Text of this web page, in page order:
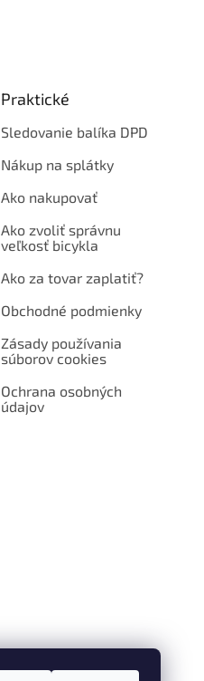
Praktické
Sledovanie balíka DPD
Nákup na splátky
Ako nakupovať
Ako zvoliť správnu
veľkosť bicykla
Ako za tovar zaplatiť?
Obchodné podmienky
Zásady používania
súborov cookies
Ochrana osobných
údajov